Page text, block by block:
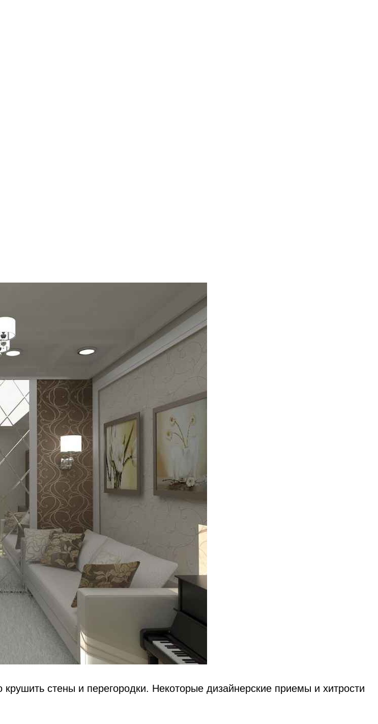
стены и перегородки. Некоторые дизайнерские приемы и хитрости